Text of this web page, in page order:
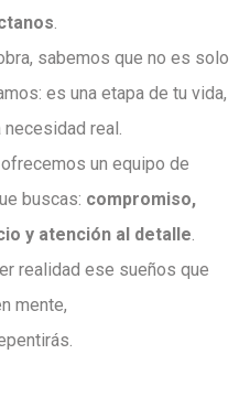
.
sabemos que no es solo
es una etapa de tu vida,
necesidad real.
un equipo de
buscas: compromiso,
y atención al detalle.
realidad ese sueños que
mente,